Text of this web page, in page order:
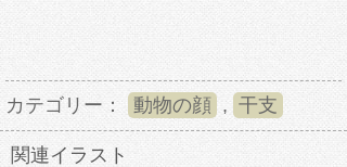
カテゴリー： 動物の顔 , 干支
関連イラスト